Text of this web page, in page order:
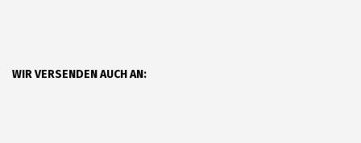
WIR VERSENDEN AUCH AN: